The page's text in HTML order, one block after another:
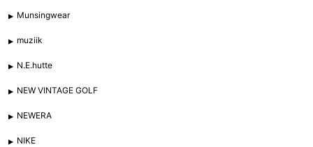
Munsingwear
muziik
N.E.hutte
NEW VINTAGE GOLF
NEWERA
NIKE